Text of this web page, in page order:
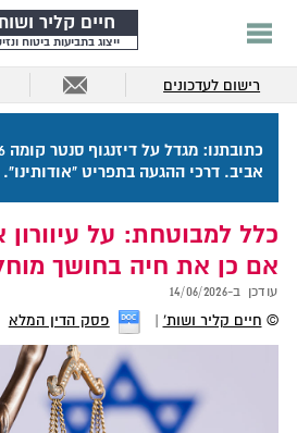
חיים קליר
ייצוג בתביעות ביטוח
רישום לעדכונים
אביב. דרכי ההגעה בתפריט "אודותינו".
כלל למבוטחת: על עיוורון
אם כן את חיה בחושך
עודכן ב-14/06/2026
© חיים קליר ושות' פסק הדין המלא